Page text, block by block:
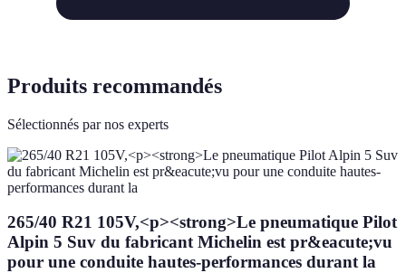
Produits recommandés
Sélectionnés par nos experts
265/40 R21 105V,<p><strong>Le pneumatique Pilot
Alpin 5 Suv du fabricant Michelin est pr&eacute;vu
pour une conduite hautes-performances durant la